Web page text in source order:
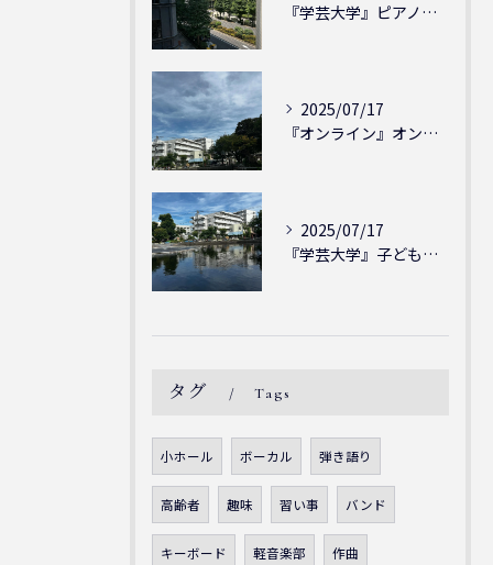
『学芸大学』ピアノを弾ける喜び - シェリー・アーツ音楽教室...
2025/07/17
『オンライン』オンラインの会員様大募集中！シェリー・アーツ音...
2025/07/17
『学芸大学』子どもには子どもの表現が大切！シェリー・アーツ音...
タグ Tags
小ホール ボーカル 弾き語り
高齢者 趣味 習い事 バンド
キーボード 軽音楽部 作曲